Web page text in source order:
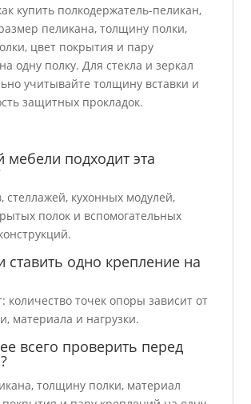
купить полкодержатель-пеликан,
пеликана, толщину полки,
цвет покрытия и пару
одну полку. Для стекла и зеркал
учитывайте толщину вставки и
защитных прокладок.
мебели подходит эта
стеллажей, кухонных модулей,
полок и вспомогательных
одно крепление на
количество точек опоры зависит от
материала и нагрузки.
всего проверить перед
толщину полки, материал